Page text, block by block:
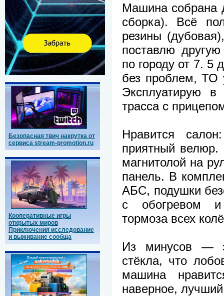
Безопасная твич накрутка от
сервиса stream-promotion.ru
Кооперативные игры
открытых миров
Приключения исследование
и выживание сообща
Машина собрана
сборка). Всё
резины
поставлю
по городу от 7.
без проблем, ТО
Эксплуатирую
трасса с
Нравится
приятный велюр.
магнитолой на
панель. В
АБС, подушки
с обогревом и
тормоза всех
Из минусов —
стёкла, что
машина
наверное,